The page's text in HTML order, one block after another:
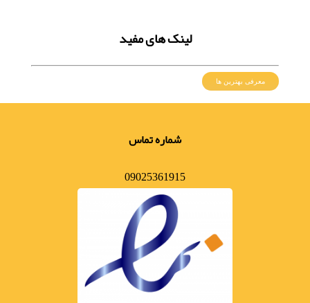
لینک های مفید
معرفی بهترین ها
شماره تماس
09025361915